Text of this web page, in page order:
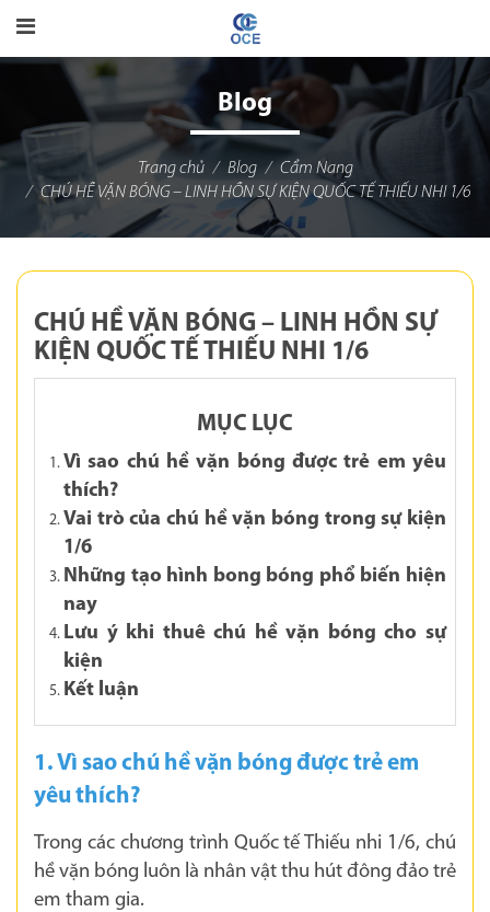
Blog
Trang chủ Blog
Cẩm Nang
CHÚ HỀ VẶN BÓNG – LINH HỒN SỰ KIỆN QUỐC TẾ THIẾU NHI 1/6
CHÚ HỀ VẶN BÓNG – LINH HỒN SỰ
KIỆN QUỐC TẾ THIẾU NHI 1/6
MỤC LỤC
Vì sao chú hề vặn bóng được trẻ em yêu
thích?
Vai trò của chú hề vặn bóng trong sự kiện
1/6
Những tạo hình bong bóng phổ biến hiện
nay
Lưu ý khi thuê chú hề vặn bóng cho sự
kiện
Kết luận
1. Vì sao chú hề vặn bóng được trẻ em
yêu thích?
Trong các chương trình Quốc tế Thiếu nhi 1/6, chú
hề vặn bóng luôn là nhân vật thu hút đông đảo trẻ
em tham gia.